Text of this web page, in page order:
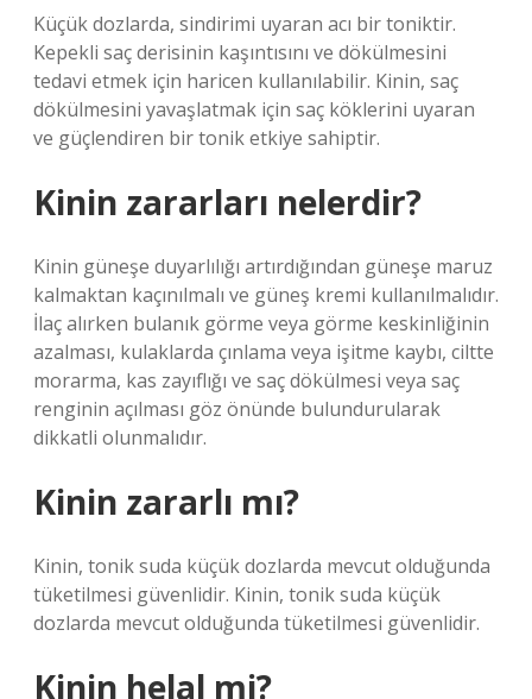
Küçük dozlarda, sindirimi uyaran acı bir toniktir.
Kepekli saç derisinin kaşıntısını ve dökülmesini
tedavi etmek için haricen kullanılabilir. Kinin, saç
dökülmesini yavaşlatmak için saç köklerini uyaran
ve güçlendiren bir tonik etkiye sahiptir.
Kinin zararları nelerdir?
Kinin güneşe duyarlılığı artırdığından güneşe maruz
kalmaktan kaçınılmalı ve güneş kremi kullanılmalıdır.
İlaç alırken bulanık görme veya görme keskinliğinin
azalması, kulaklarda çınlama veya işitme kaybı, ciltte
morarma, kas zayıflığı ve saç dökülmesi veya saç
renginin açılması göz önünde bulundurularak
dikkatli olunmalıdır.
Kinin zararlı mı?
Kinin, tonik suda küçük dozlarda mevcut olduğunda
tüketilmesi güvenlidir. Kinin, tonik suda küçük
dozlarda mevcut olduğunda tüketilmesi güvenlidir.
Kinin helal mi?